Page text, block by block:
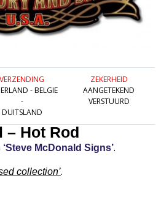
VERZENDING
- BELGIE
-
DUITSLAND
ZEKERHEID
AANGETEKEND
VERSTUURD
– Hot Rod
‘Steve McDonald Signs’.
collection’.